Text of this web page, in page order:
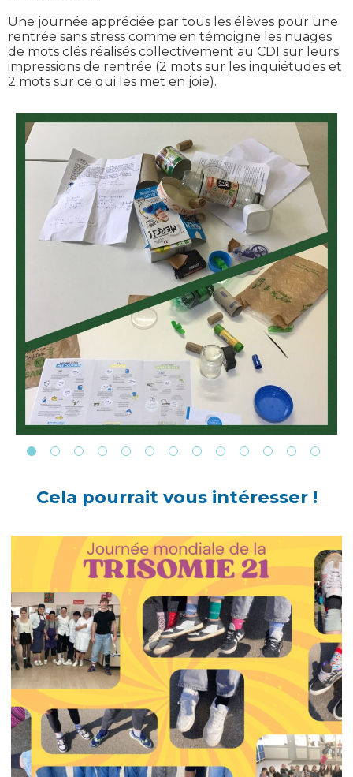
Une journée appréciée par tous les élèves pour une
rentrée sans stress comme en témoigne les nuages
de mots clés réalisés collectivement au CDI sur leurs
impressions de rentrée (2 mots sur les inquiétudes et
2 mots sur ce qui les met en joie).
Cela pourrait vous intéresser !